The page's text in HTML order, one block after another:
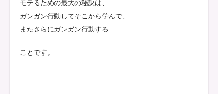
モテるための最大の秘訣は、
ガンガン行動してそこから学んで、
またさらにガンガン行動する
ことです。